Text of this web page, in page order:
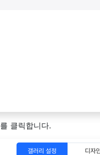
를 클릭합니다.